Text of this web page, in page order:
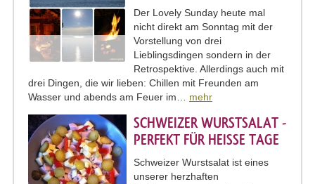
Der Lovely Sunday heute mal
nicht direkt am Sonntag mit der
Vorstellung von drei
Lieblingsdingen sondern in der
Retrospektive. Allerdings auch mit
drei Dingen, die wir lieben: Chillen mit Freunden am
Wasser und abends am Feuer im… mehr
SCHWEIZER WURSTSALAT -
PERFEKT FÜR HEISSE TAGE
Schweizer Wurstsalat ist eines
unserer herzhaften